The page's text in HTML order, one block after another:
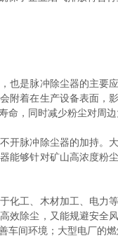
是脉冲除尘器的主要应
附着在生产设备表面，
命，同时减少粉尘对周
脉冲除尘器的加持。大
能够针对矿山高浓度粉
工、木材加工、电力等
效除尘，又能规避安全
车间环境；大型电厂的